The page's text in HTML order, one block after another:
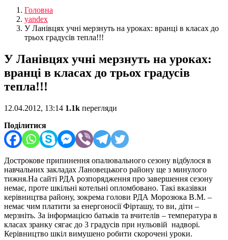
Головна
yandex
У Ланівцях учні мерзнуть на уроках: вранці в класах до
трьох градусів тепла!!!
У Ланівцях учні мерзнуть на уроках:
вранці в класах до трьох градусів
тепла!!!
12.04.2012, 13:14 1.1k перегляди
Поділитися
Дострокове припинення опалювального сезону відбулося в
навчальних закладах Лановецького району ще з минулого
тижня.На сайті РДА розпорядження про завершення сезону
немає, проте шкільні котельні опломбовано. Такі вказівки
керівництва району, зокрема голови РДА Морозюка В.М. –
немає чим платити за енергоносії Фірташу, то ви, діти –
мерзніть. За інформацією батьків та вчителів – температура в
класах зранку сягає до 3 градусів при нульовій надворі.
Керівництво шкіл вимушено робити скорочені уроки.